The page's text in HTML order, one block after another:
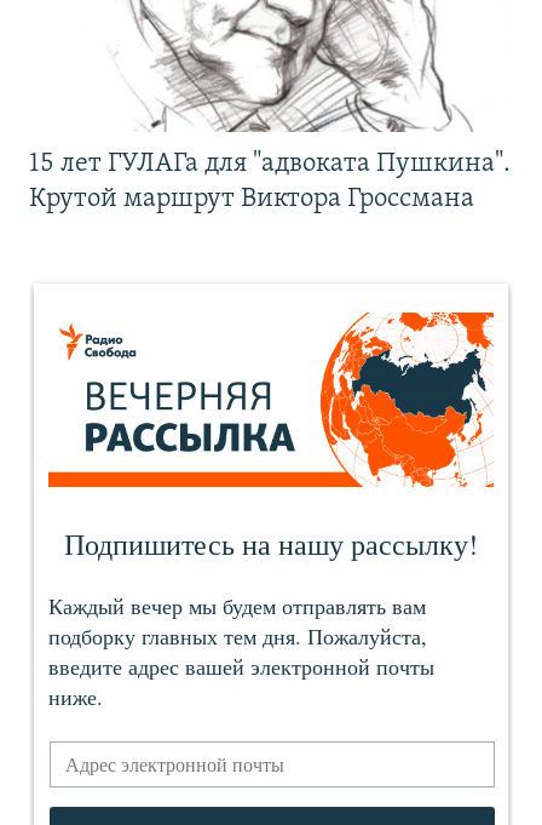
15 лет ГУЛАГа для "адвоката Пушкина".
Крутой маршрут Виктора Гроссмана